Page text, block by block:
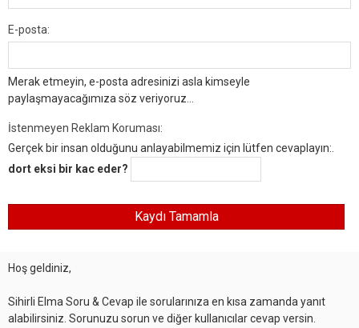
E-posta:
Merak etmeyin, e-posta adresinizi asla kimseyle
paylaşmayacağımıza söz veriyoruz...
İstenmeyen Reklam Koruması:
Gerçek bir insan olduğunu anlayabilmemiz için lütfen cevaplayın:.
dort eksi bir kac eder?
Hoş geldiniz,
Sihirli Elma Soru & Cevap ile sorularınıza en kısa zamanda yanıt
alabilirsiniz. Sorunuzu sorun ve diğer kullanıcılar cevap versin.